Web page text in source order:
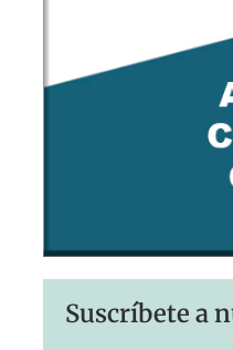
Suscríbete a